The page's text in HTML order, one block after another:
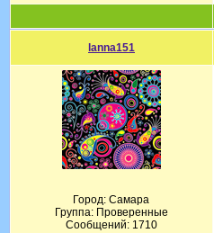
lanna151
Город: Самара
Группа: Проверенные
Сообщений: 1710